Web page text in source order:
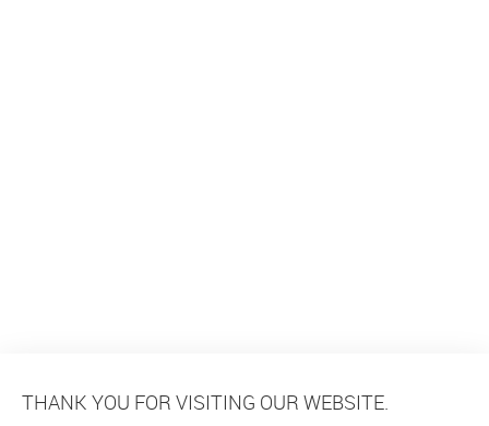
THANK YOU FOR VISITING OUR WEBSITE.